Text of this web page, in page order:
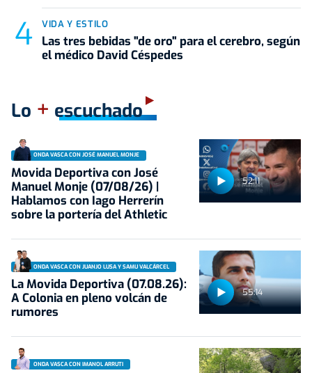
VIDA Y ESTILO
Las tres bebidas "de oro" para el cerebro, según
el médico David Céspedes
Lo + escuchado
52:11
ONDA VASCA CON JOSÉ MANUEL MONJE
Movida Deportiva con José
Manuel Monje (07/08/26) |
Hablamos con Iago Herrerín
sobre la portería del Athletic
55:14
ONDA VASCA CON JUANJO LUSA Y SAMU VALCÁRCEL
La Movida Deportiva (07.08.26):
A Colonia en pleno volcán de
rumores
ONDA VASCA CON IMANOL ARRUTI